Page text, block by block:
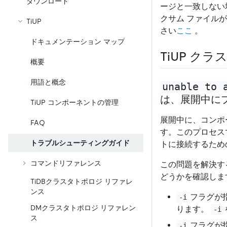
TiUP
ドキュメンテーション マップ
概要
用語と概念
TiUP コンポーネントの管理
FAQ
トラブルシューティングガイド
コマンドリファレンス
TiDBクラスタトポロジ リファレ
ンス
DMクラスタトポロジ リファレン
ス
ージと一致しな
クサム ファイル
さいここ 。
TiUP クラ
unable to
は、展開中に
展開中に、コン
す。このプロセ
トに接続するた
この問題を解決
どうかを確認しま
-i
フラグが
ります。
-i